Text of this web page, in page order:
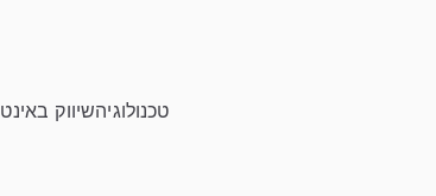
טכנולוגיהשיווק